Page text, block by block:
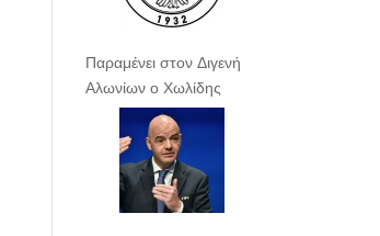
Παραμένει στον Διγενή
Αλωνίων ο Χωλίδης